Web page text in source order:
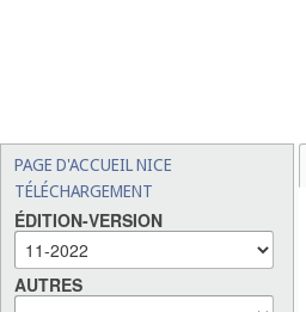
PAGE D'ACCUEIL NICE
TÉLÉCHARGEMENT
ÉDITION-VERSION
AUTRES